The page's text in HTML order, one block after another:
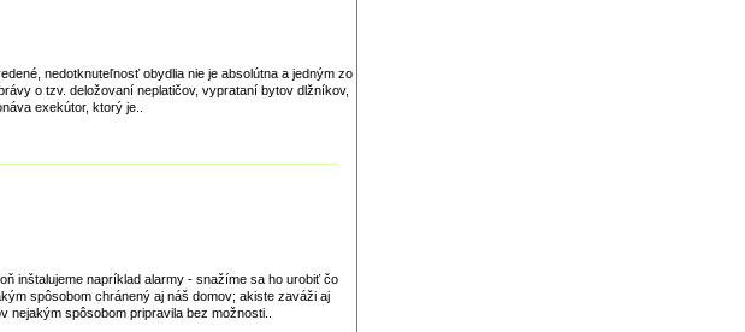
nedotknuteľnosť obydlia nie je absolútna a jedným zo
o tzv. deložovaní neplatičov, vyprataní bytov dlžníkov,
exekútor, ktorý je..
inštalujeme napríklad alarmy - snažíme sa ho urobiť čo
spôsobom chránený aj náš domov; akiste zaváži aj
spôsobom pripravila bez možnosti..